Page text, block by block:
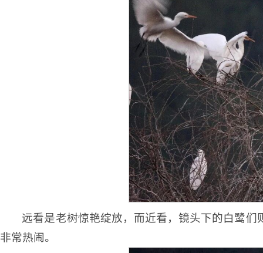
远看是老树惊艳绽放，而近看，镜头下的白鹭
非常热闹。